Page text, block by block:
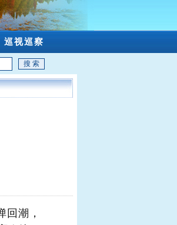
巡视巡察
回潮，